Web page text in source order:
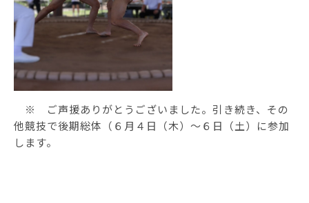
※ ご声援ありがとうございました。引き続き、その
他競技で後期総体（６月４日（木）～６日（土）に参加
します。